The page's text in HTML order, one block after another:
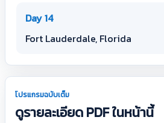
Day 14
Fort Lauderdale, Florida
โปรแกรมฉบับเต็ม
ดูรายละเอียด PDF ในหน้านี้